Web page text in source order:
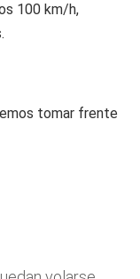
100 km/h,
tomar frente